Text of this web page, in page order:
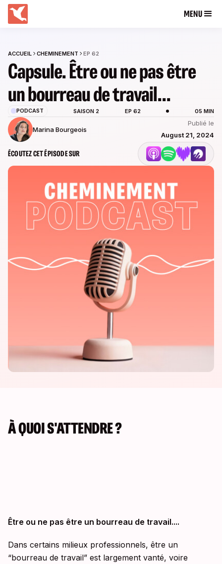
MENU
ACCUEIL CHEMINEMENT EP 62
Capsule. Être ou ne pas être
un bourreau de travail...
PODCAST SAISON 2 EP 62 05 MIN
Marina Bourgeois
Publié le
August 21, 2024
ÉCOUTEZ CET ÉPISODE SUR
À QUOI S'ATTENDRE ?
Être ou ne pas être un bourreau de travail....
Dans certains milieux professionnels, être un
“bourreau de travail” est largement vanté, voire